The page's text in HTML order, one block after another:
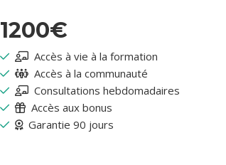
1200€
Accès à vie à la formation
Accès à la communauté
Consultations hebdomadaires
Accès aux bonus
Garantie 90 jours